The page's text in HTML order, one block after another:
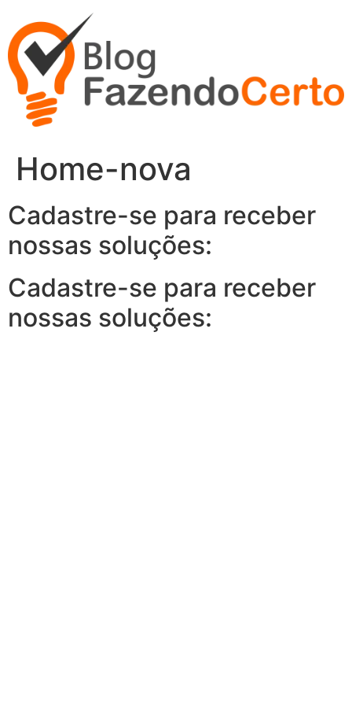
para
conteúdo
Home-nova
Cadastre-se para receber
nossas soluções:
Cadastre-se para receber
nossas soluções: